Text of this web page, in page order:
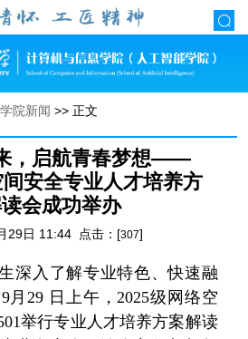
学院新闻 >> 正文
，启航青春梦想——
安全专业人才培养方
会成功举办
29日 11:44 点击：[307]
深入了解专业特色、快速融
月29 日上午，2025级网络空
举行专业人才培养方案解读